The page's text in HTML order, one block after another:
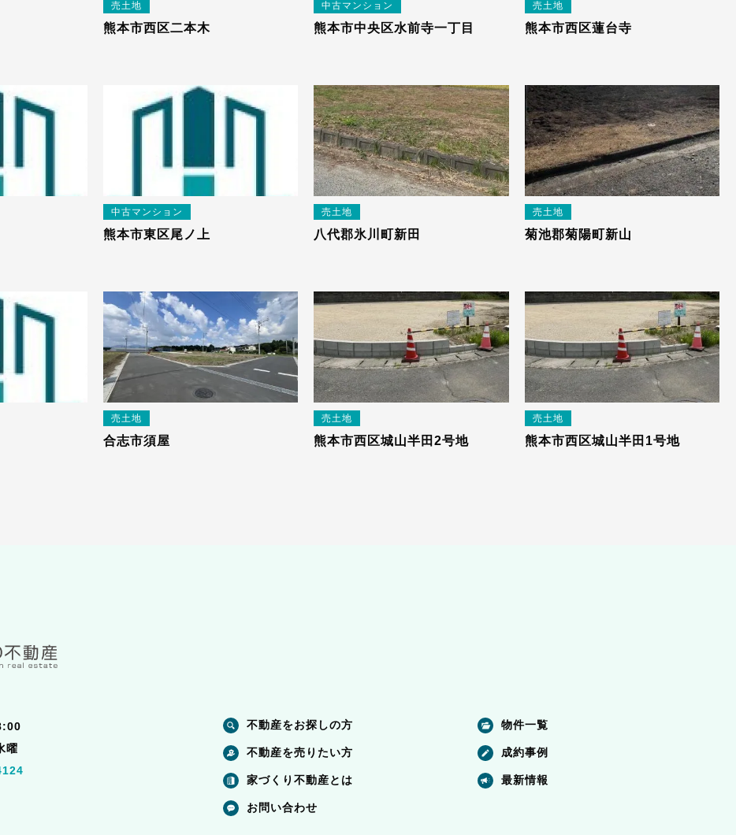
売土地
熊本市西区二本木
中古マンション
熊本市中央区水前寺一丁目
売土地
熊本市西区蓮台寺
中古マンション
熊本市東区尾ノ上
売土地
八代郡氷川町新田
売土地
菊池郡菊陽町新山
売土地
合志市須屋
売土地
熊本市西区城山半田2号地
売土地
熊本市西区城山半田1号地
曜
不動産をお探しの方 物件一覧
不動産を売りたい方 成約事例
家づくり不動産とは 最新情報
お問い合わせ